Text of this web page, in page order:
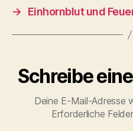
→
Einhornblut und
Schreibe
Deine E-Mail-Adresse
Erforderliche